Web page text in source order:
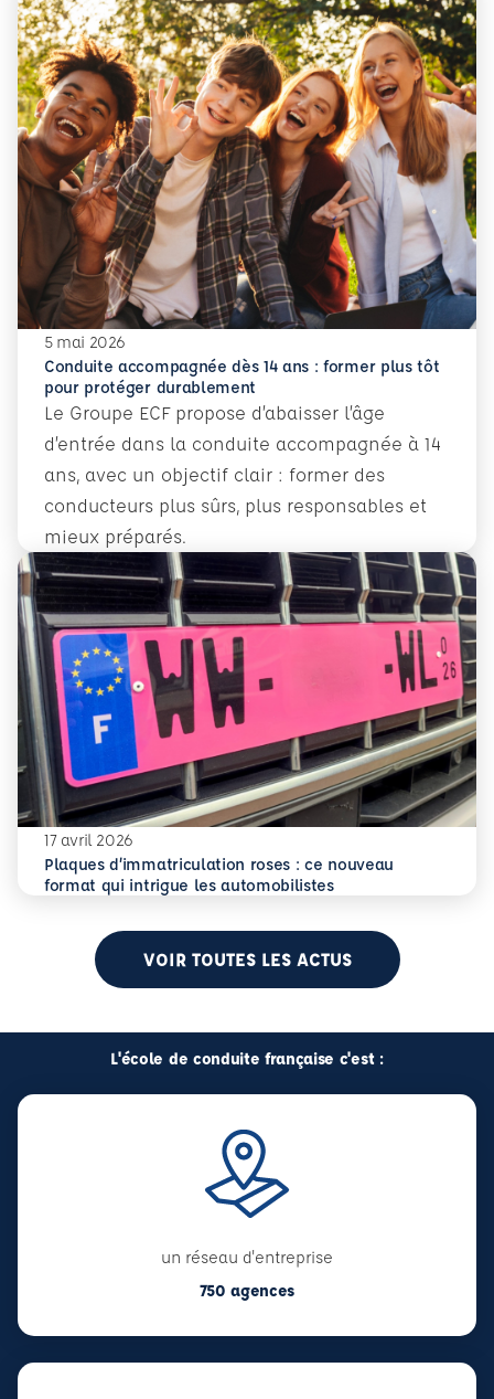
5 mai 2026
Conduite accompagnée dès 14 ans : former plus tôt
pour protéger durablement
Le Groupe ECF propose d’abaisser l’âge
d’entrée dans la conduite accompagnée à 14
ans, avec un objectif clair : former des
conducteurs plus sûrs, plus responsables et
mieux préparés.
En savoir plus
Conduite accompagnée dès 14 ans : former plus tôt pour
17 avril 2026
Plaques d’immatriculation roses : ce nouveau
format qui intrigue les automobilistes
En savoir plus
Plaques d’immatriculation roses : ce nouveau format
VOIR TOUTES LES ACTUS
L'école de conduite française c'est :
un réseau d'entreprise
750 agences